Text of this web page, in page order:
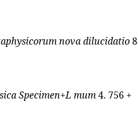
nova dilucidatio
Specimen+L mum4. 756 +